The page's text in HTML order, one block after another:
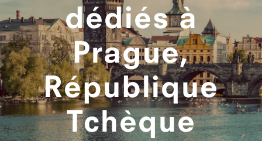
dédiés à
Prague,
République
Tchèque